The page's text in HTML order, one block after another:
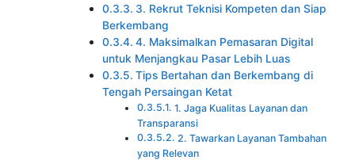
3. Rekrut Teknisi Kompeten dan Siap
Berkembang
4. Maksimalkan Pemasaran Digital
untuk Menjangkau Pasar Lebih Luas
Tips Bertahan dan Berkembang di
Tengah Persaingan Ketat
1. Jaga Kualitas Layanan dan
Transparansi
2. Tawarkan Layanan Tambahan
yang Relevan